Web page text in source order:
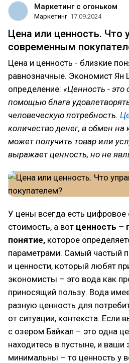
Маркетинг с огоньком
Маркетинг 17.09.2024
Цена или ценность. Что
современным
Цена и ценность - близкие
равнозначные. Экономист Ян
определение: «Ценность - это
помощью блага
человеческую потребность.
количество денег, в обмен на
может получить товар или
выражает ценность, но не
У цены всегда есть цифровое
стоимость, а вот ценность –
понятие, которое
параметрами. Самый частый
и ценности, который любят
экономисты – это вода как
приносящий пользу. Вода
разную ценность для
от ситуации, контекста. Если
с озером Байкал – это одна
находитесь в пустыне, и
минимальны – то ценность у